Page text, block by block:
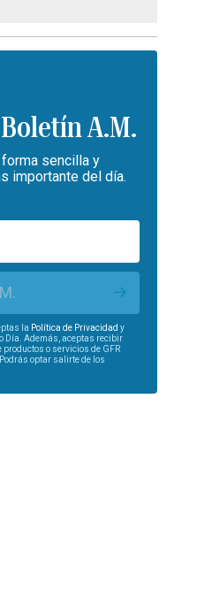
Boletín A.M.
sencilla y
importante del día.
la Política de Privacidad y
Día. Además, aceptas recibir
o servicios de GFR
optar salirte de los